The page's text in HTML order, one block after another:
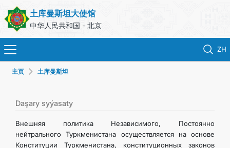
土库曼斯坦大使馆
中华人民共和国 - 北京
ZH
主页 土库曼斯坦
Daşary syýasaty
Внешняя политика Независимого, Постоянно
нейтрального Туркменистана осуществляется на основе
Конституции Туркменистана, конституционных законов